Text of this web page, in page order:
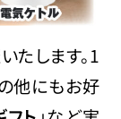
たします。1
の他にもお好